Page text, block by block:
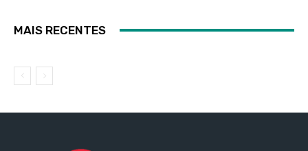
MAIS RECENTES